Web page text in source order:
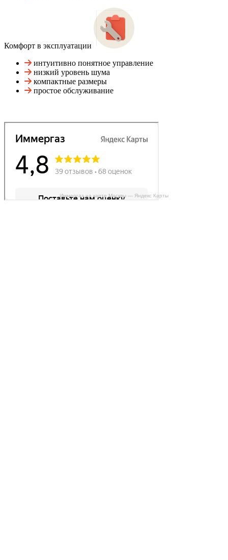
Комфорт в эксплуатации
интуитивно понятное управление
низкий уровень шума
компактные размеры
простое обслуживание
Иммергаз на карте Москвы — Яндекс Карты